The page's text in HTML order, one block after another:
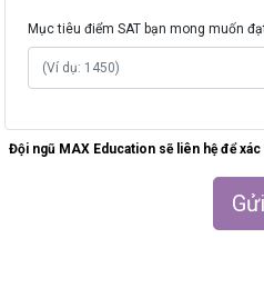
Mục tiêu điểm SAT bạn mong muốn
Đội ngũ MAX Education sẽ liên hệ để
Gửi